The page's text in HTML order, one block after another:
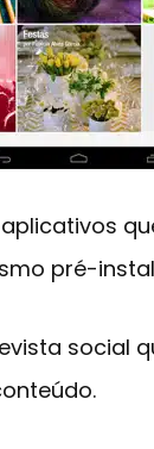
pré-
social